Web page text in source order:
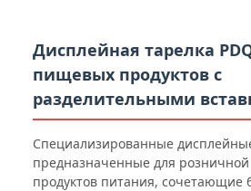
Дисплейная тарелка
пищевых продуктов с
разделительными
Специализированные
предназначенные для
продуктов питания, сочетающие